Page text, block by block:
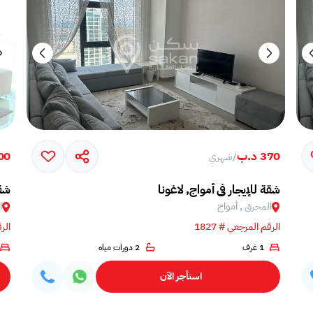
370 د.ب /شهري
شقة للإيجار في أمواج, لاغونا
المحرق , أمواج
الرقم المرجعي # 1827
1 غرف 2 دورات مياه
استأجر الآن